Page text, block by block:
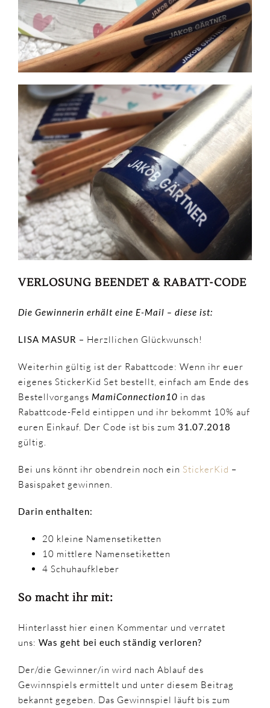
VERLOSUNG BEENDET & RABATT-CODE
Die Gewinnerin erhält eine E-Mail – diese ist:
LISA MASUR – Herzllichen Glückwunsch!
Weiterhin gültig ist der Rabattcode: Wenn ihr euer
eigenes StickerKid Set bestellt, einfach am Ende des
Bestellvorgangs MamiConnection10 in das
Rabattcode-Feld eintippen und ihr bekommt 10% auf
euren Einkauf. Der Code ist bis zum 31.07.2018
gültig.
Bei uns könnt ihr obendrein noch ein StickerKid –
Basispaket gewinnen.
Darin enthalten:
20 kleine Namensetiketten
10 mittlere Namensetiketten
4 Schuhaufkleber
So macht ihr mit:
​Hinterlasst hier einen Kommentar und verratet
uns: Was geht bei euch ständig verloren?
Der/die Gewinner/in wird nach Ablauf des
Gewinnspiels ermittelt und unter diesem Beitrag
bekannt gegeben. Das Gewinnspiel läuft bis zum